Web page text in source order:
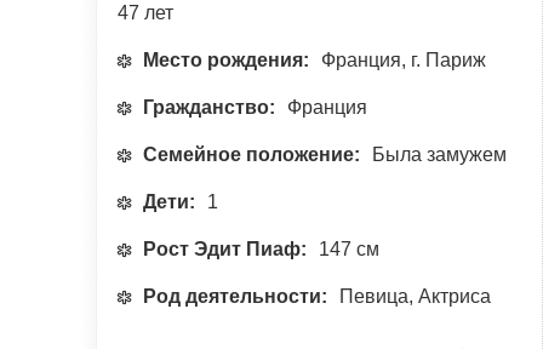
47 лет
Место рождения: Франция, г. Париж
Гражданство: Франция
Семейное положение: Была замужем
Дети: 1
Рост Эдит Пиаф: 147 см
Род деятельности: Певица, Актриса